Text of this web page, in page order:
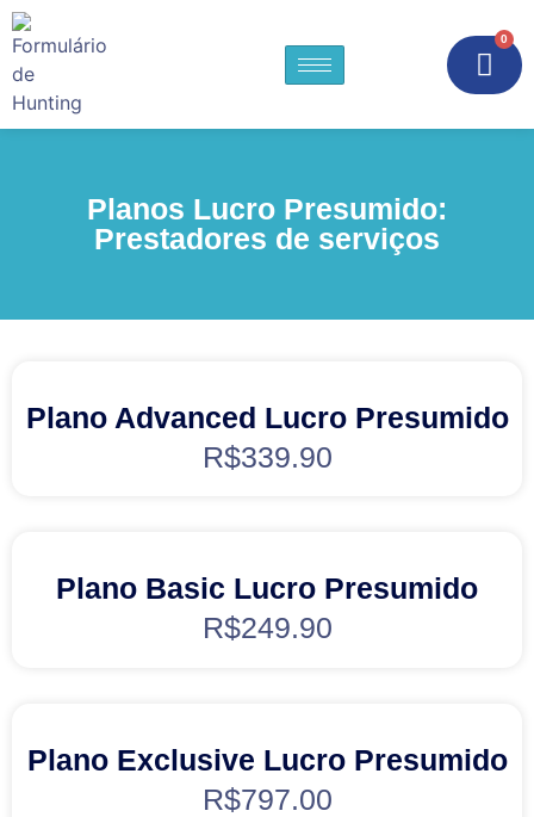
0
Planos Lucro Presumido:
Prestadores de serviços
Plano Advanced Lucro Presumido
R$339.90
Plano Basic Lucro Presumido
R$249.90
Plano Exclusive Lucro Presumido
R$797.00